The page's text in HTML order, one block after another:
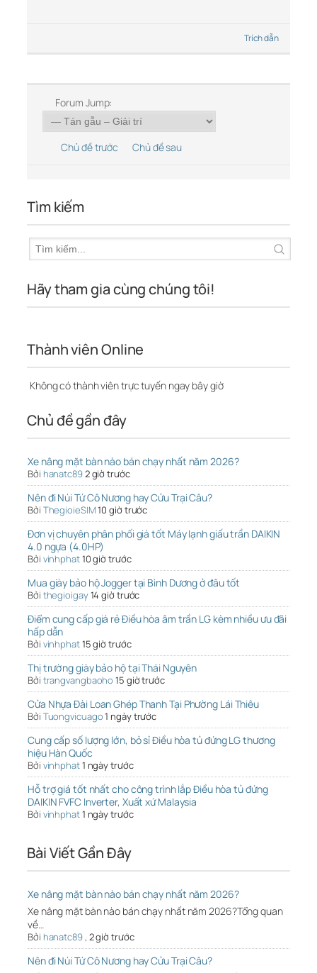
Trích dẫn
Forum Jump:
Chủ đề trước Chủ đề sau
Tìm kiếm
Hãy tham gia cùng chúng tôi!
Thành viên Online
Không có thành viên trực tuyến ngay bây giờ
Chủ đề gần đây
Xe nâng mặt bàn nào bán chạy nhất năm 2026?
Bởi hanatc892 giờ trước
Nên đi Núi Tứ Cô Nương hay Cửu Trại Câu?
Bởi ThegioieSIM10 giờ trước
Đơn vị chuyên phân phối giá tốt Máy lạnh giấu trần DAIKIN
4.0 ngựa (4.0HP)
Bởi vinhphat10 giờ trước
Mua giày bảo hộ Jogger tại Bình Dương ở đâu tốt
Bởi thegioigay14 giờ trước
Điểm cung cấp giá rẻ Điều hòa âm trần LG kèm nhiều ưu đãi
hấp dẫn
Bởi vinhphat15 giờ trước
Thị trường giày bảo hộ tại Thái Nguyên
Bởi trangvangbaoho 15 giờ trước
Cửa Nhựa Đài Loan Ghép Thanh Tại Phường Lái Thiêu
Bởi Tuongvicuago1 ngày trước
Cung cấp số lượng lớn, bỏ sỉ Điều hòa tủ đứng LG thương
hiệu Hàn Quốc
Bởi vinhphat1 ngày trước
Hỗ trợ giá tốt nhất cho công trình lắp Điều hòa tủ đứng
DAIKIN FVFC Inverter, Xuất xứ Malaysia
Bởi vinhphat1 ngày trước
Bài Viết Gần Đây
Xe nâng mặt bàn nào bán chạy nhất năm 2026?
Xe nâng mặt bàn nào bán chạy nhất năm 2026?Tổng quan
về…
Bởi hanatc89, 2 giờ trước
Nên đi Núi Tứ Cô Nương hay Cửu Trại Câu?